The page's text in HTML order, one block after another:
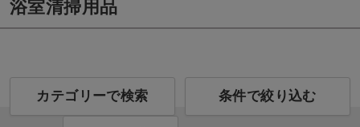
浴室清掃用品
カテゴリーで検索 条件で絞り込む